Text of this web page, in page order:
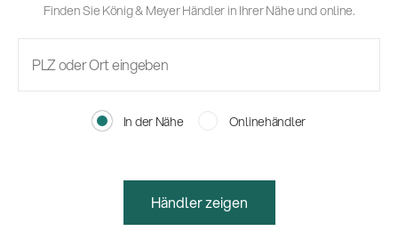
Finden Sie König & Meyer Händler in Ihrer Nähe und online.
In der Nähe Onlinehändler
Händler zeigen